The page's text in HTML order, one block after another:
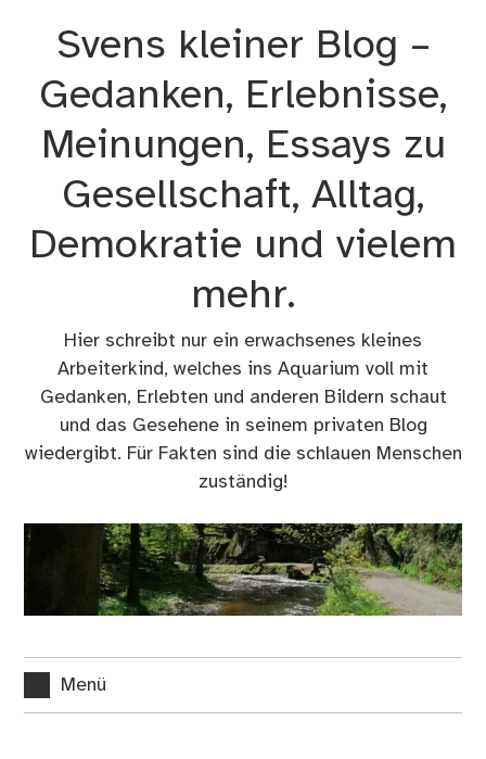
Svens kleiner Blog –
Gedanken, Erlebnisse,
Meinungen, Essays zu
Gesellschaft, Alltag,
Demokratie und vielem
mehr.
Hier schreibt nur ein erwachsenes kleines
Arbeiterkind, welches ins Aquarium voll mit
Gedanken, Erlebten und anderen Bildern schaut
und das Gesehene in seinem privaten Blog
wiedergibt. Für Fakten sind die schlauen Menschen
zuständig!
Menü